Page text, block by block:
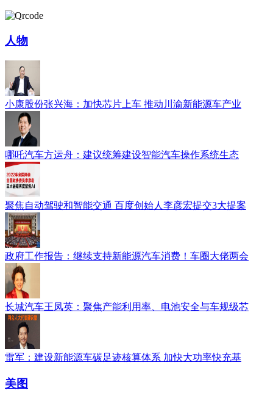
人物
小康股份张兴海：加快芯片上车 推动川渝新能源车产业
哪吒汽车方运舟：建议统筹建设智能汽车操作系统生态
聚焦自动驾驶和智能交通 百度创始人李彦宏提交3大提案
政府工作报告：继续支持新能源汽车消费！车圈大佬两会
长城汽车王凤英：聚焦产能利用率、电池安全与车规级芯
雷军：建设新能源车碳足迹核算体系 加快大功率快充基
美图